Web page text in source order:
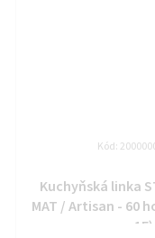
Kuchyňská linka
MAT / Artisan - 60
1F)
Kód: